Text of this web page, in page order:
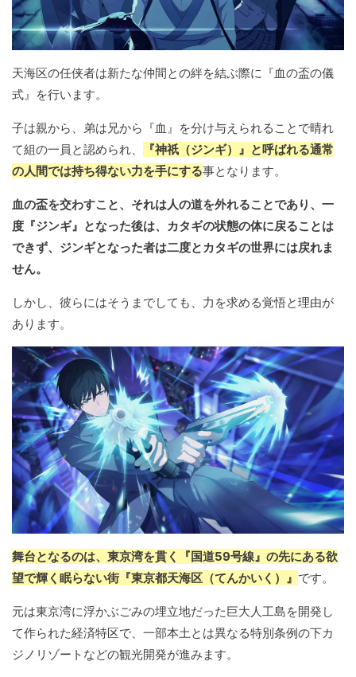
天海区の任侠者は新たな仲間との絆を結ぶ際に『血の盃の儀
式』を行います。
子は親から、弟は兄から『血』を分け与えられることで晴れ
て組の一員と認められ、
『神祇（ジンギ）』と呼ばれる通常
の人間では持ち得ない力を手にする事となります。
血の盃を交わすこと、それは人の道を外れることであり、一
度『ジンギ』となった後は、カタギの状態の体に戻ることは
できず、ジンギとなった者は二度とカタギの世界には戻れま
せん。
しかし、彼らにはそうまでしても、力を求める覚悟と理由が
あります。
舞台となるのは、東京湾を貫く『国道59号線』の先にある欲
望で輝く眠らない街『東京都天海区（てんかいく）』 です。
元は東京湾に浮かぶごみの埋立地だった巨大人工島を開発し
て作られた経済特区で、一部本土とは異なる特別条例の下カ
ジノリゾートなどの観光開発が進みます。